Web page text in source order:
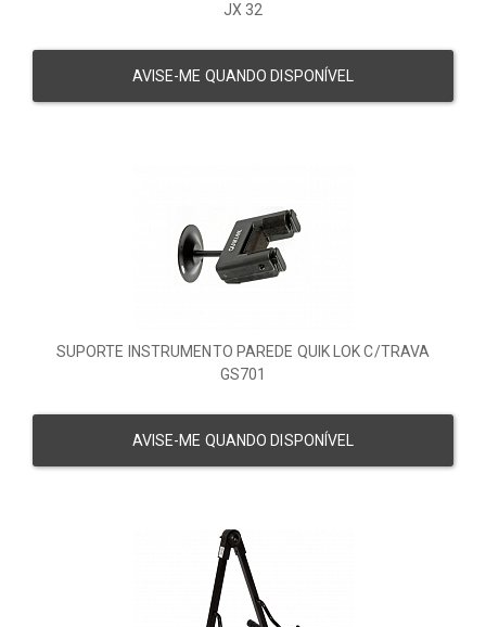
JX 32
AVISE-ME QUANDO DISPONÍVEL
SUPORTE INSTRUMENTO PAREDE QUIK LOK C/TRAVA
GS701
AVISE-ME QUANDO DISPONÍVEL